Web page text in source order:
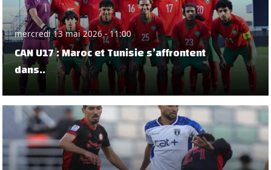
mercredi 13 mai 2026 - 11:00
CAN U17 : Maroc et Tunisie s’affrontent
dans..